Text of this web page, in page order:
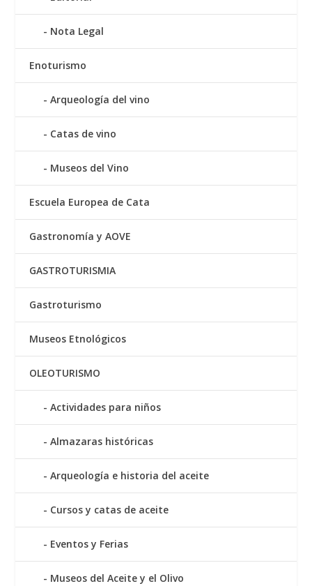
Nota Legal
Enoturismo
Arqueología del vino
Catas de vino
Museos del Vino
Escuela Europea de Cata
Gastronomía y AOVE
GASTROTURISMIA
Gastroturismo
Museos Etnológicos
OLEOTURISMO
Actividades para niños
Almazaras históricas
Arqueología e historia del aceite
Cursos y catas de aceite
Eventos y Ferias
Museos del Aceite y el Olivo